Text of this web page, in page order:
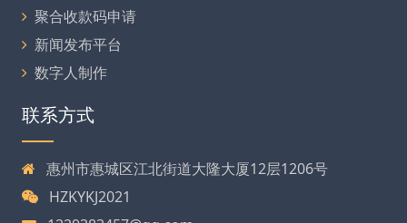
聚合收款码申请
新闻发布平台
数字人制作
联系方式
惠州市惠城区江北街道大隆大厦12层1206号
HZKYKJ2021